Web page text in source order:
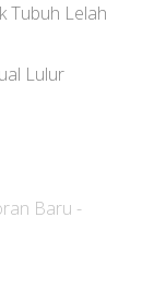
Tubuh Lelah
Lulur
Baru -